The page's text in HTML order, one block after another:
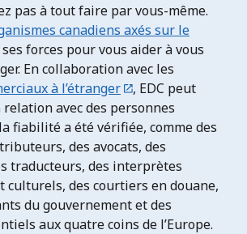
pas à tout faire par vous-même.
canadiens axés sur le
forces pour vous aider à vous
En collaboration avec les
à l’étranger
, EDC peut
avec des personnes
fiabilité a été vérifiée, comme des
des avocats, des
traducteurs, des interprètes
culturels, des courtiers en douane,
du gouvernement et des
aux quatre coins de l’Europe.